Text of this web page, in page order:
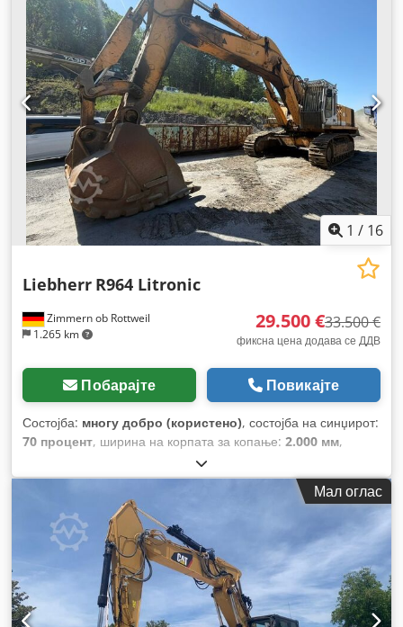
1 / 16
Zimmern ob Rottweil
1.265 km
Liebherr R964 Litronic
29.500 €33.500 €
фиксна цена додава се ДДВ
Побарајте Повикајте
Состојба: многу добро (користено), состојба на синџирот:
70 процент, ширина на корпата за копање: 2.000 мм,
, работни часови:
Опрема:кабина,
Мал оглас